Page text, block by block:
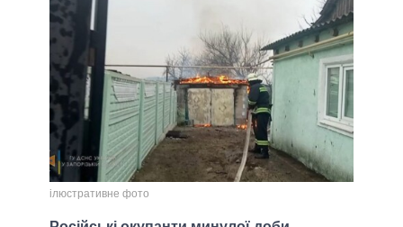
ілюстративне фото